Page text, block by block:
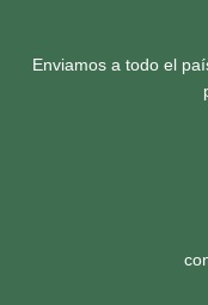
Enviamos a todo el